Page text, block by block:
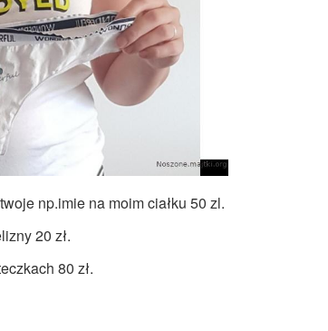
np.imie na moim ciałku 50 zl.
20 zł.
80 zł.